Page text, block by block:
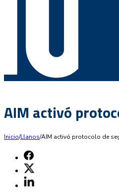
AIM activó
Inicio/Llanos/AIM activó protocolo de